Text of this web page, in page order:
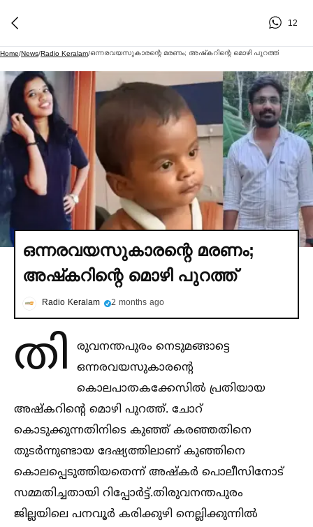
12
Home/News/Radio Keralam/ഒന്നരവയസുകാരന്റെ മരണം; അഷ്‌കറിന്റെ മൊഴി പുറത്ത്
ഒന്നരവയസുകാരന്റെ മരണം;
അഷ്‌കറിന്റെ മൊഴി പുറത്ത്
Radio Keralam 2 months ago
തി
രുവനന്തപുരം നെടുമങ്ങാട്ടെ
ഒന്നരവയസുകാരന്റെ
കൊലപാതകക്കേസില്‍ പ്രതിയായ
അഷ്‌കറിന്റെ മൊഴി പുറത്ത്. ചോറ്
കൊടുക്കുന്നതിനിടെ കുഞ്ഞ് കരഞ്ഞതിനെ
തുടർന്നുണ്ടായ ദേഷ്യത്തിലാണ് കുഞ്ഞിനെ
കൊലപ്പെടുത്തിയതെന്ന് അഷ്‌കർ പൊലീസിനോട്
സമ്മതിച്ചതായി റിപ്പോർട്ട്.തിരുവനന്തപുരം
ജില്ലയിലെ പനവൂർ കരിക്കുഴി നെല്ലിക്കുന്നില്‍